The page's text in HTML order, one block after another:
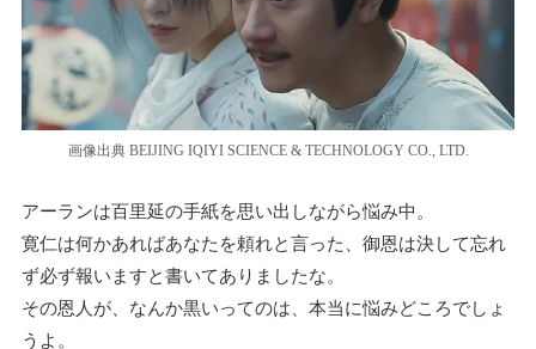
画像出典 BEIJING IQIYI SCIENCE & TECHNOLOGY CO., LTD.
アーランは百里延の手紙を思い出しながら悩み中。
寛仁は何かあればあなたを頼れと言った、御恩は決して忘れ
ず必ず報いますと書いてありましたな。
その恩人が、なんか黒いってのは、本当に悩みどころでしょ
うよ。